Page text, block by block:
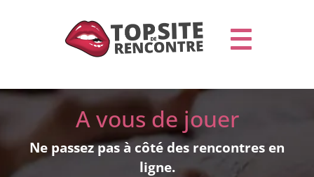
A vous de jouer
Ne passez pas à côté des rencontres en
ligne.